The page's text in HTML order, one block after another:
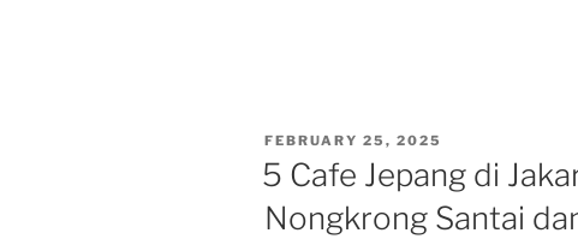
POSTED
FEBRUARY 25, 2025
5 Cafe Jepang di
Nongkrong Santai